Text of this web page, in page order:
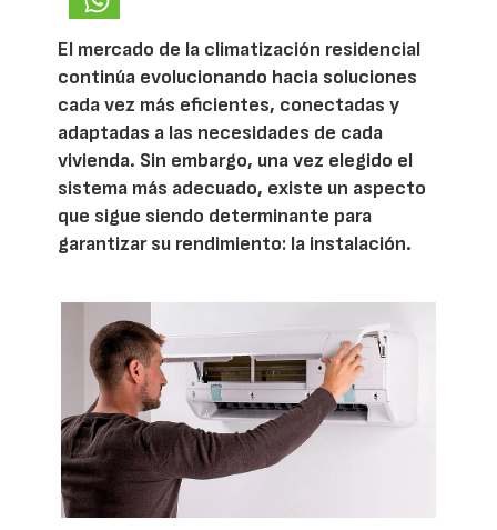
El mercado de la climatización residencial
continúa evolucionando hacia soluciones
cada vez más eficientes, conectadas y
adaptadas a las necesidades de cada
vivienda. Sin embargo, una vez elegido el
sistema más adecuado, existe un aspecto
que sigue siendo determinante para
garantizar su rendimiento: la instalación.